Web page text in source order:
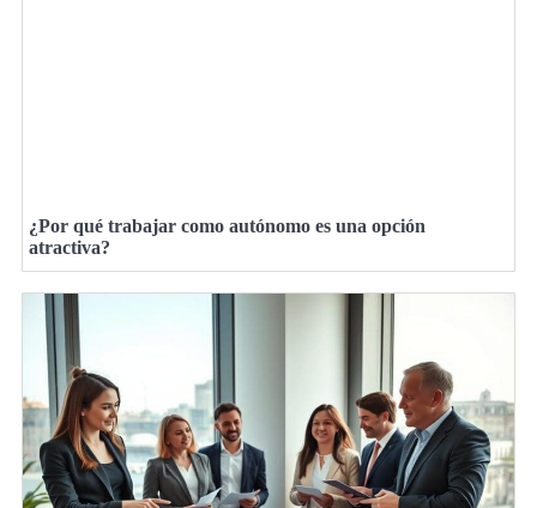
¿Por qué trabajar como autónomo es una opción
atractiva?